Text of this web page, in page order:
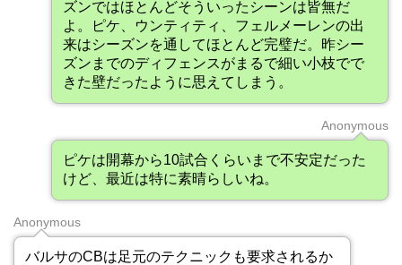
ズンではほとんどそういったシーンは皆無だ
よ。ピケ、ウンティティ、フェルメーレンの出
来はシーズンを通してほとんど完璧だ。昨シー
ズンまでのディフェンスがまるで細い小枝でで
きた壁だったように思えてしまう。
Anonymous
ピケは開幕から10試合くらいまで不安定だった
けど、最近は特に素晴らしいね。
Anonymous
バルサのCBは足元のテクニックも要求されるか